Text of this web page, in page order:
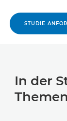
STUDIE
In der
Themen